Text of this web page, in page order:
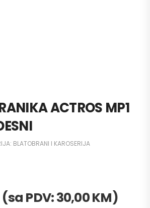
ACTROS MP1
BLATOBRANI I KAROSERIJA
(sa PDV:30,00KM)